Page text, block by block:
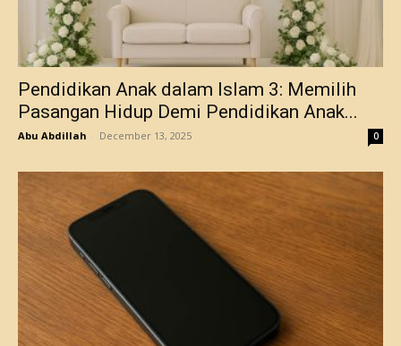
Pendidikan Anak dalam Islam 3: Memilih
Pasangan Hidup Demi Pendidikan Anak...
Abu Abdillah - December 13, 2025 0